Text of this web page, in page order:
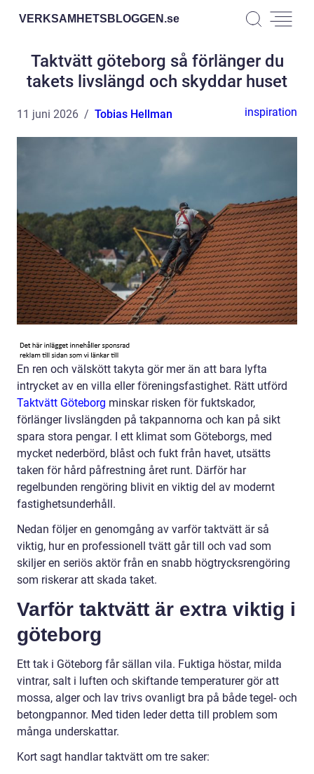
VERKSAMHETSBLOGGEN.se
Taktvätt göteborg så förlänger du
takets livslängd och skyddar huset
11 juni 2026 Tobias Hellman inspiration
En ren och välskött takyta gör mer än att bara lyfta
intrycket av en villa eller föreningsfastighet. Rätt utförd
Taktvätt Göteborg minskar risken för fuktskador,
förlänger livslängden på takpannorna och kan på sikt
spara stora pengar. I ett klimat som Göteborgs, med
mycket nederbörd, blåst och fukt från havet, utsätts
taken för hård påfrestning året runt. Därför har
regelbunden rengöring blivit en viktig del av modernt
fastighetsunderhåll.
Nedan följer en genomgång av varför taktvätt är så
viktig, hur en professionell tvätt går till och vad som
skiljer en seriös aktör från en snabb högtrycksrengöring
som riskerar att skada taket.
Varför taktvätt är extra viktig i
göteborg
Ett tak i Göteborg får sällan vila. Fuktiga höstar, milda
vintrar, salt i luften och skiftande temperaturer gör att
mossa, alger och lav trivs ovanligt bra på både tegel- och
betongpannor. Med tiden leder detta till problem som
många underskattar.
Kort sagt handlar taktvätt om tre saker: